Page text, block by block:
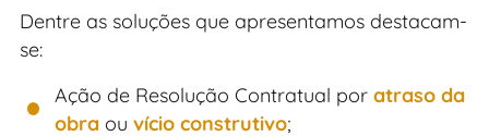
Dentre as soluções que apresentamos destacam-
se:
Ação de Resolução Contratual por atraso da
obraou vício construtivo;